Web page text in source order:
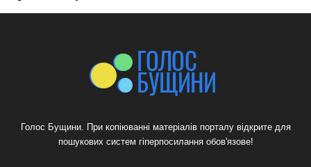
Голос Бущини. При копіюванні матеріалів порталу відкрите для
пошукових систем гіперпосилання обов'язове!